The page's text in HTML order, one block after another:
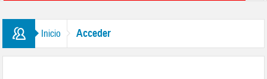
Inicio Acceder